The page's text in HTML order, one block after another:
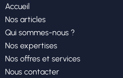
Accueil
Nos articles
Qui sommes-nous ?
Nos expertises
Nos offres et services
Nous contacter